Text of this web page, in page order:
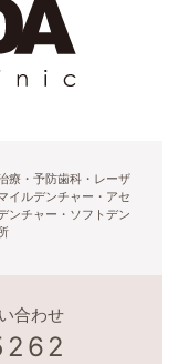
療・予防歯科・レーザ
イルデンチャー・アセ
ンチャー・ソフトデン
合わせ